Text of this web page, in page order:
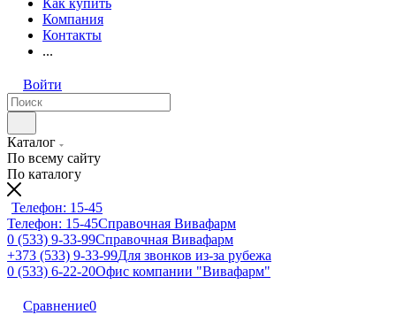
Как купить
Компания
Контакты
...
Войти
Каталог
По всему сайту
По каталогу
Телефон: 15-45
Телефон: 15-45Справочная Вивафарм
0 (533) 9-33-99Справочная Вивафарм
+373 (533) 9-33-99Для звонков из-за рубежа
0 (533) 6-22-20Офис компании "Вивафарм"
Сравнение0